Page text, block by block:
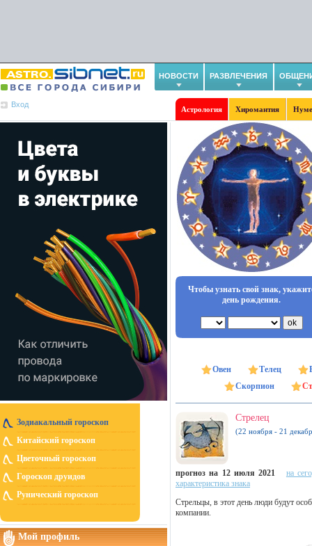
НОВОСТИ РАЗВЛЕЧЕНИЯ
Вход
Астрология Хиромантия
Зодиакальный гороскоп
Китайский гороскоп
Цветочный гороскоп
Гороскоп друидов
Рунический гороскоп
Мой профиль
Чтобы узнать свой знак,
день рождения.
Овен Телец
Скорпион
Стрелец
(22 ноября - 21
прогноз на 12 июля 2021
на
характеристика знака
Стрельцы, в этот день люди будут
компании.